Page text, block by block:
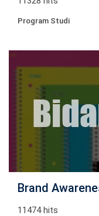
Program Studi
Brand
11474 hits